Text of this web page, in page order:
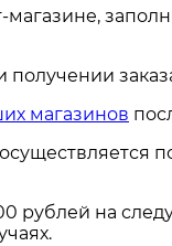
магазинов
рублей на